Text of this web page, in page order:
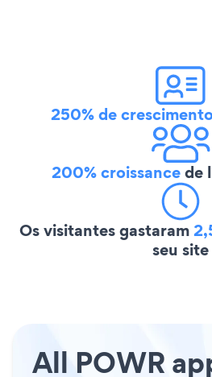
250% de
200% croissancede
Os visitantes gastaram
seu site
All POWR